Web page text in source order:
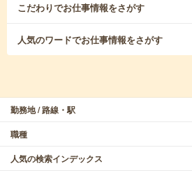
こだわりでお仕事情報をさがす
人気のワードでお仕事情報をさがす
勤務地 / 路線・駅
職種
人気の検索インデックス